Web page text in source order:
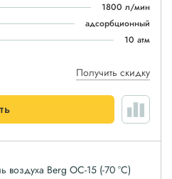
1800 л/мин
адсорбционный
10 атм
Получить скидку
воздуха Berg ОС-15 (-70 °С)